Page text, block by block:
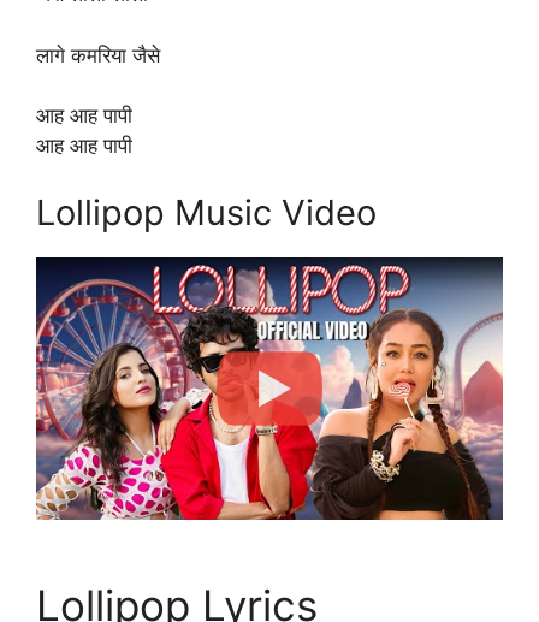
लागे कमरिया जैसे
आह आह पापी
आह आह पापी
Lollipop Music Video
Lollipop Lyrics